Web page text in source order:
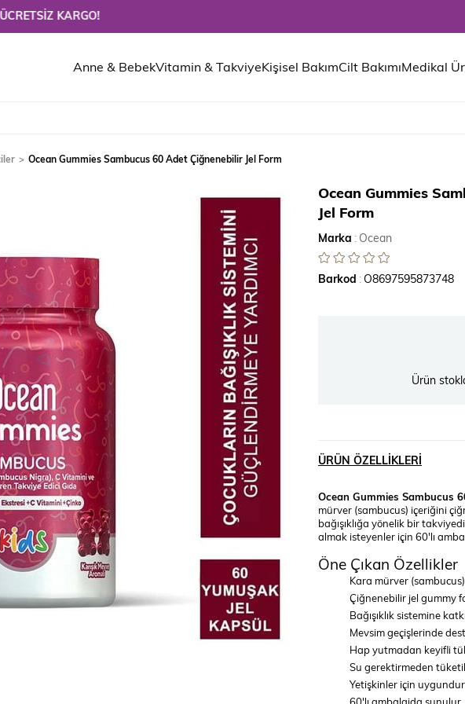
KARGO!
Anne & BebekVitamin & TakviyeKişisel BakımCilt BakımıMedikal
Ocean Gummies Sambucus 60 Adet Çiğnenebilir Jel Form
Ocean Gummies
Jel Form
Marka : Ocean
Barkod :O8697595873748
Ürün
ÜRÜN ÖZELLIKLERI
Ocean Gummies Sambucus
mürver (sambucus) içeriğini
bağışıklığa yönelik bir
almak isteyenler için 60'lı
Öne Çıkan Özellikler
Kara mürver (sambucus)
Çiğnenebilir jel gummy
Bağışıklık sistemine
Mevsim geçişlerinde
Hap yutmadan keyifli
Su gerektirmeden
Yetişkinler için uygundur.